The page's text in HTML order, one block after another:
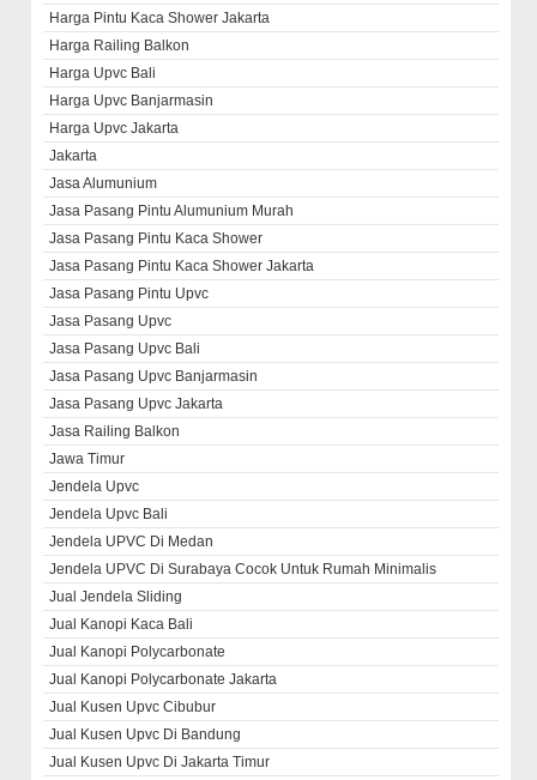
Harga Pintu Kaca Shower Jakarta
Harga Railing Balkon
Harga Upvc Bali
Harga Upvc Banjarmasin
Harga Upvc Jakarta
Jakarta
Jasa Alumunium
Jasa Pasang Pintu Alumunium Murah
Jasa Pasang Pintu Kaca Shower
Jasa Pasang Pintu Kaca Shower Jakarta
Jasa Pasang Pintu Upvc
Jasa Pasang Upvc
Jasa Pasang Upvc Bali
Jasa Pasang Upvc Banjarmasin
Jasa Pasang Upvc Jakarta
Jasa Railing Balkon
Jawa Timur
Jendela Upvc
Jendela Upvc Bali
Jendela UPVC Di Medan
Jendela UPVC Di Surabaya Cocok Untuk Rumah Minimalis
Jual Jendela Sliding
Jual Kanopi Kaca Bali
Jual Kanopi Polycarbonate
Jual Kanopi Polycarbonate Jakarta
Jual Kusen Upvc Cibubur
Jual Kusen Upvc Di Bandung
Jual Kusen Upvc Di Jakarta Timur